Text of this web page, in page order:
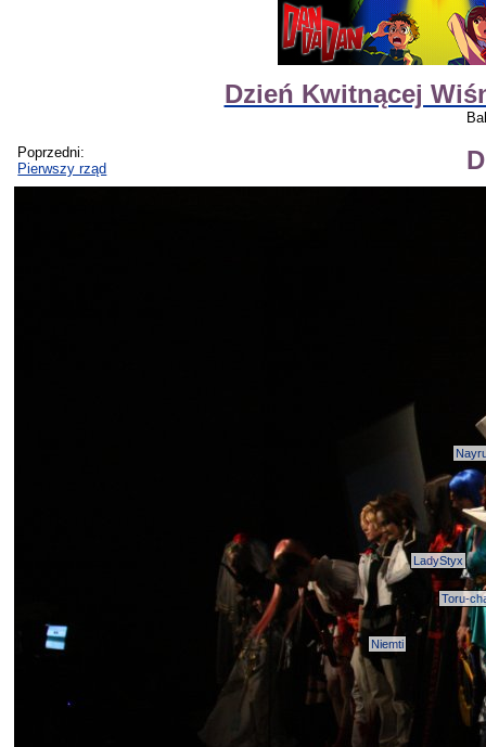
Dzień Kwitnącej
Poprzedni:
Pierwszy rząd
LadyStyx
Niemti
Toru-